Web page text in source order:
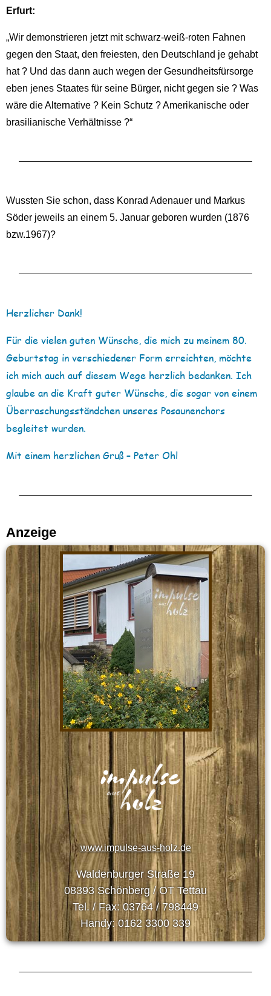
Erfurt:
„Wir demonstrieren jetzt mit schwarz-weiß-roten Fahnen
gegen den Staat, den freiesten, den Deutschland je gehabt
hat ? Und das dann auch wegen der Gesundheitsfürsorge
eben jenes Staates für seine Bürger, nicht gegen sie ? Was
wäre die Alternative ? Kein Schutz ? Amerikanische oder
brasilianische Verhältnisse ?“
Wussten Sie schon, dass Konrad Adenauer und Markus
Söder jeweils an einem 5. Januar geboren wurden (1876
bzw.1967)?
Herzlicher Dank!
Für die vielen guten Wünsche, die mich zu meinem 80.
Geburtstag in verschiedener Form erreichten, möchte
ich mich auch auf diesem Wege herzlich bedanken. Ich
glaube an die Kraft guter Wünsche, die sogar von einem
Überraschungsständchen unseres Posaunenchors
begleitet wurden.
Mit einem herzlichen Gruß – Peter Ohl
Anzeige
www.impulse-aus-holz.de
Waldenburger Straße 19
08393 Schönberg / OT Tettau
Tel. / Fax: 03764 / 798449
Handy: 0162 3300 339